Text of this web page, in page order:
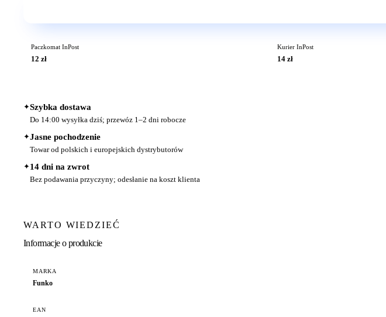
Paczkomat InPost
12 zł
Kurier InPost
14 zł
✦Szybka dostawa
Do 14:00 wysyłka dziś; przewóz 1–2 dni robocze
✦Jasne pochodzenie
Towar od polskich i europejskich dystrybutorów
✦14 dni na zwrot
Bez podawania przyczyny; odesłanie na koszt klienta
WARTO WIEDZIEĆ
Informacje o produkcie
MARKA
Funko
EAN